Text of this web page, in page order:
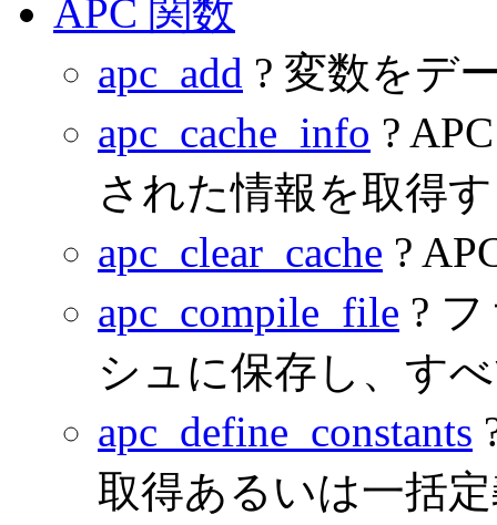
APC 関数
apc_add ? 変数をデ
apc_cache_info ?
された情報を取得
apc_clear_cache ?
apc_compile_file ?
シュに保存し、す
apc_define_constants
取得あるいは一括